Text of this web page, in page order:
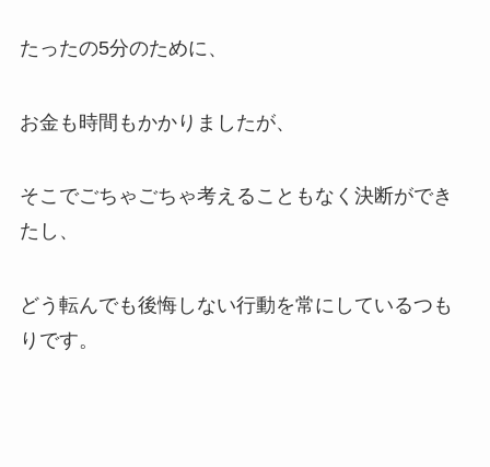
たったの5分のために、
お金も時間もかかりましたが、
そこでごちゃごちゃ考えることもなく決断ができ
たし、
どう転んでも後悔しない行動を常にしているつも
りです。